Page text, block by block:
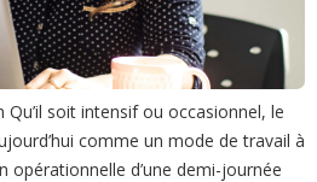
soit intensif ou occasionnel, le
comme un mode de travail à
d’une demi-journée